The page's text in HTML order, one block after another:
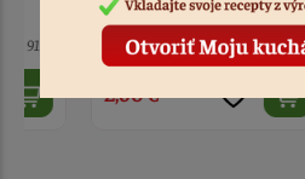
Kód: 9115
2,60 €